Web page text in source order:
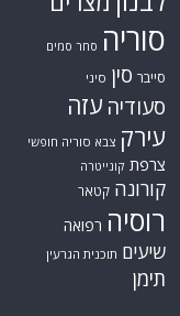
סוריה סחר סמים
סייבר סין סיני
סעודיה עזה
עירק צבא סוריה חופשי
צרפת קונייטרה
קורונה קטאר
רוסיה רפואה
שיעים תוכנית הגרעין
תימן